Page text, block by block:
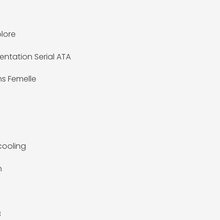
Serial ATA
Femelle